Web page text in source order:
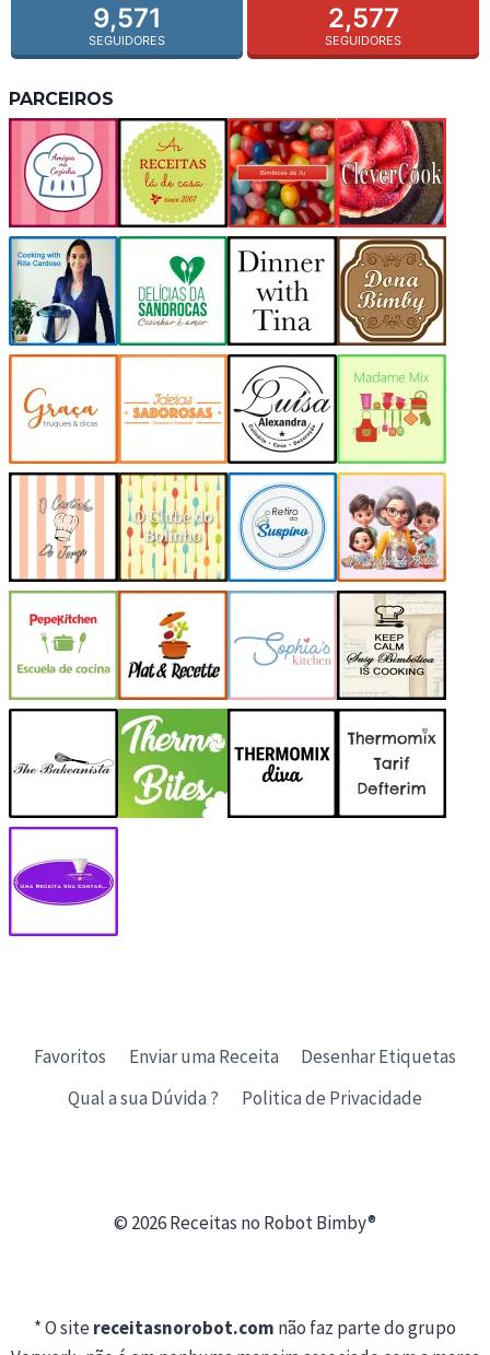
9,571
SEGUIDORES
2,577
SEGUIDORES
PARCEIROS
Favoritos Enviar uma Receita
Desenhar Etiquetas
Qual a sua Dúvida ?
Politica de Privacidade
© 2026 Receitas no Robot Bimby®
* O sitereceitasnorobot.com não faz parte do grupo